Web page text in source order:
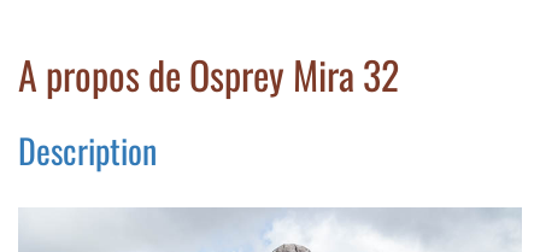
A propos de Osprey Mira 32
Description